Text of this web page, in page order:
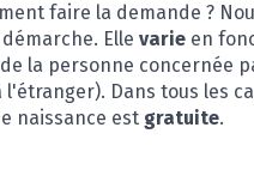
faire la demande ?
Elle varie en
de la personne concernée
l'étranger). Dans tous les
naissance est gratuite.